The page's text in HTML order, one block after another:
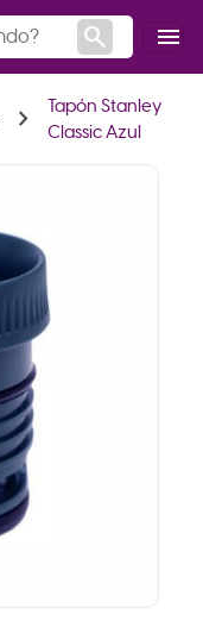
search menu
chevron_right
Tapón Stanley
Classic Azul